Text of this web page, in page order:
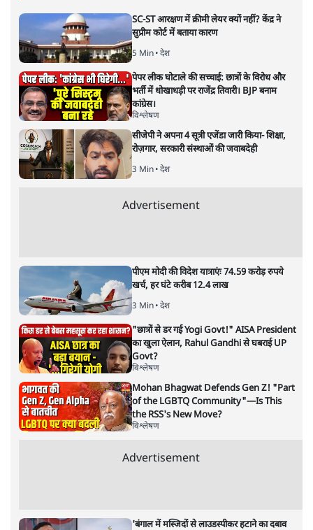
सरल भाषा में जटिल प्रश्नों को खोलने की—उन्हें आज के
हिंदी‑हिंदुस्तानी लेखन में एक विशिष्ट स्थान देती है।
सतीश झाकी और स्टोरी पढ़ें
ईरान पर हमलाः कौन तय करता है कि
विश्लेषण| सतीश झा| 2 MAR, 2026
अमेरिका-इसराइल का ईरान पर हमला कई सवाल खड़े कर रहा है
सतीश झा
युद्ध की शुरुआत मजबूरी में होती है और अंत पछतावे में। अमेरिका
और इसराइल के हमलों में ईरान के सुप्रीम लीडर की हत्या कर दी गई।
हासिल नहीं कर सके हैं। उन्होंने न सिर्फ खाड़ी देशों बल्कि पूरी दुनिया
जंग हमेशा ज़रूरत की भाषामें शुरू होती है और पछतावे की भाषा